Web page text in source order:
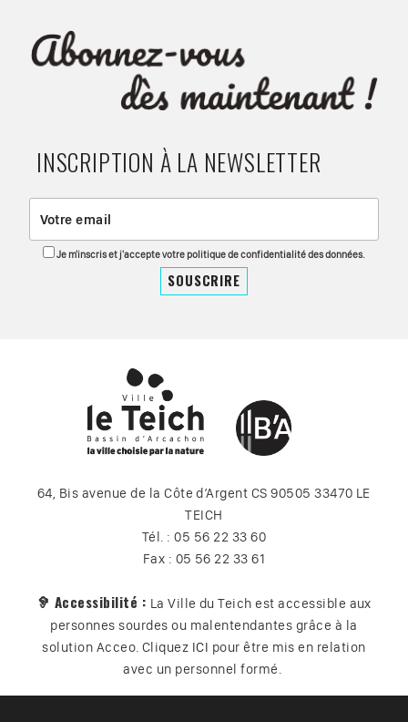
INSCRIPTION À LA NEWSLETTER
Je m'inscris et j'accepte votre politique de confidentialité des données.
64, Bis avenue de la Côte d’Argent CS 90505 33470 LE
TEICH
Tél. : 05 56 22 33 60
Fax : 05 56 22 33 61
🦻 Accessibilité : La Ville du Teich est accessible aux
personnes sourdes ou malentendantes grâce à la
solution Acceo. Cliquez ICI pour être mis en relation
avec un personnel formé.